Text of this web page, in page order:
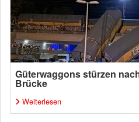
Güterwaggons stürzen
Brücke
Weiterlesen